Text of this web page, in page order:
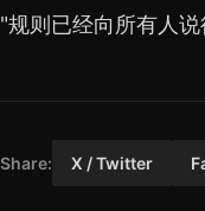
"规则已经向所有人
Share: X / Twitter